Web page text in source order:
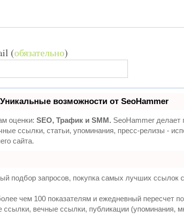
(обязательно)
возможности от SeoHammer
оценки: SEO, Трафик и SMM. SeoHammer делает
ссылки, статьи, упоминания, пресс-релизы -
сайта.
подбор запросов, покупка самых лучших ссылок
чем 100 показателям и ежедневный пересчет
вечные ссылки, публикации (упоминания,